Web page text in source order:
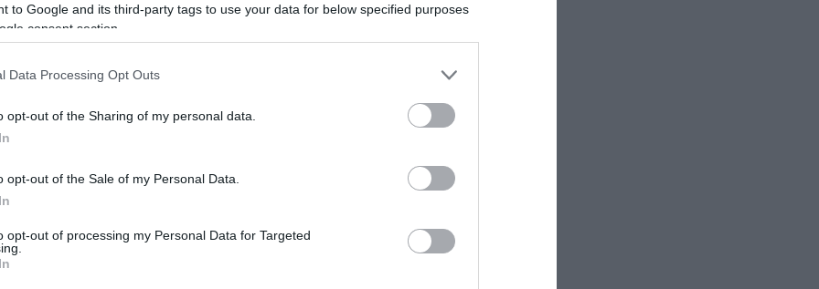
to Google and its third-party tags to use your data for below specified purposes
consent section.
Data Processing Opt Outs
opt-out of the Sharing of my personal data.
opt-out of the Sale of my Personal Data.
opt-out of processing my Personal Data for Targeted
ζητά με εντολή της την διενέργεια πειθαρχικού
τους εμπλεκόμενους στο κύκλωμα Πολεοδομίας Ρόδου.
στο κύκλωμα διαφθοράς της Πολεοδομίας Ρόδου
να είναι συνεργάτιδα του Δήμου, η οποία αναφέρεται
ποσό των 1.200 ευρώ. Για τον λόγο αυτό, είναι σε εξέλιξη
πτυχίων.
εσόδων από εγκληματική δραστηριότητα
τον 4ο όροφο